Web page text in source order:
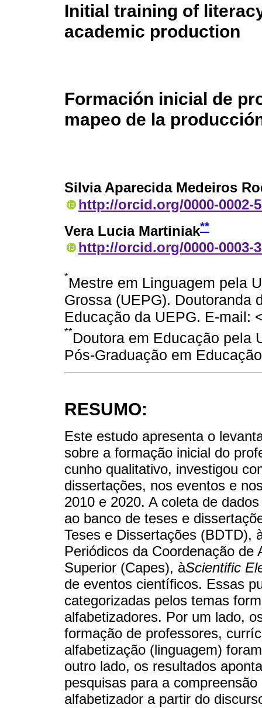
Initial training of
academic production
Formación inicial de
mapeo de la
Silvia Aparecida Medeiros
http://orcid.org/0000-0002-
Vera Lucia Martiniak**
http://orcid.org/0000-0003-
*Mestre em Linguagem pela
Grossa (UEPG). Doutoranda
Educação da UEPG. E-mail:
**Doutora em Educação pela
Pós-Graduação em
RESUMO:
Este estudo apresenta o
sobre a formação inicial do
cunho qualitativo, investigou
dissertações, nos eventos e
2010 e 2020. A coleta de
ao banco de teses e
Teses e Dissertações (BDTD),
Periódicos da Coordenação
Superior (Capes), àScientific
de eventos científicos. Essas
categorizadas pelos temas
alfabetizadores. Por um lado,
formação de professores,
alfabetização (linguagem)
outro lado, os resultados
pesquisas para a
alfabetizador a partir do